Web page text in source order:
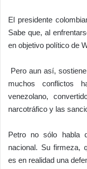
El presidente
Sabe que, al
en objetivo político de
Pero aun así,
muchos conflictos
venezolano,
narcotráfico y las
Petro no sólo habla
nacional. Su firmeza,
es en realidad una